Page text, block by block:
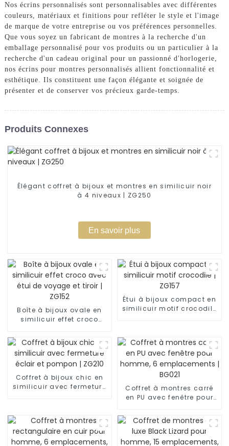
Nos écrins personnalisés sont personnalisables avec différentes
couleurs, matériaux et finitions pour refléter le style et l'image
de marque de votre entreprise ou vos préférences personnelles.
Que vous soyez un fabricant de montres à la recherche d'un
emballage personnalisé pour vos produits ou un particulier à la
recherche d'un cadeau original pour un passionné d'horlogerie,
nos écrins pour montres personnalisés allient fonctionnalité et
esthétique. Ils constituent une façon élégante et soignée de
présenter et de conserver vos précieux garde-temps.
Produits Connexes
Élégant coffret à bijoux et montres en similicuir noir
à 4 niveaux | ZG250
En savoir plus
Boîte à bijoux ovale en
similicuir effet croco
tiroir | ZG152
Étui à bijoux compact en
similicuir motif crocodile
Coffret à bijoux chic en
similicuir avec fermeture
Coffret à montres carré
en PU avec fenêtre pour
| BG021